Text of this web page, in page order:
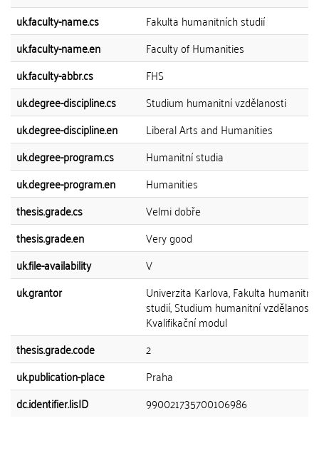
uk.faculty-name.cs
Fakulta humanitních studií
uk.faculty-name.en
Faculty of Humanities
uk.faculty-abbr.cs
FHS
uk.degree-discipline.cs
Studium humanitní vzdělanosti
uk.degree-discipline.en
Liberal Arts and Humanities
uk.degree-program.cs
Humanitní studia
uk.degree-program.en
Humanities
thesis.grade.cs
Velmi dobře
thesis.grade.en
Very good
uk.file-availability
V
uk.grantor
Univerzita Karlova, Fakulta
studií, Studium humanitní vzdělanosti
Kvalifikační modul
thesis.grade.code
2
uk.publication-place
Praha
dc.identifier.lisID
990021735700106986